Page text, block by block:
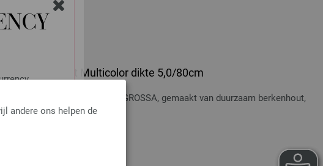
andere ons helpen de
Designer Hout Multicolor dikte 5,0/80cm
hout Multicolor LANA GROSSA, gemaakt van duurzaam berkenhout,